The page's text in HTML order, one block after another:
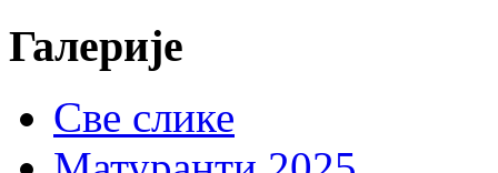
Галерије
Све слике